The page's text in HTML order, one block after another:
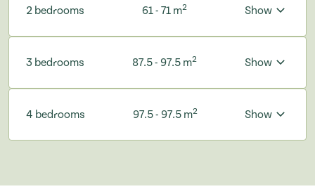
2 bedrooms 61 - 71 m2 Show
3 bedrooms 87.5 - 97.5 m2 Show
4 bedrooms 97.5 - 97.5 m2 Show